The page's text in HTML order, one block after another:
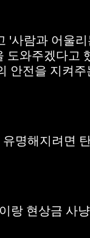
사람과 어울
와주겠다고
전을 지켜
명해지려면
랑 현상금 사